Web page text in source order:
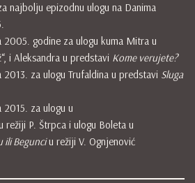
najbolju epizodnu ulogu na Danima
2005. godine za ulogu kuma Mitra u
i Aleksandra u predstavi Kome verujete?
2013. za ulogu Trufaldina u predstavi Sluga
2015. za ulogu u
režiji P. Štrpca i ulogu Boleta u
ili Begunciu režiji V. Ognjenović